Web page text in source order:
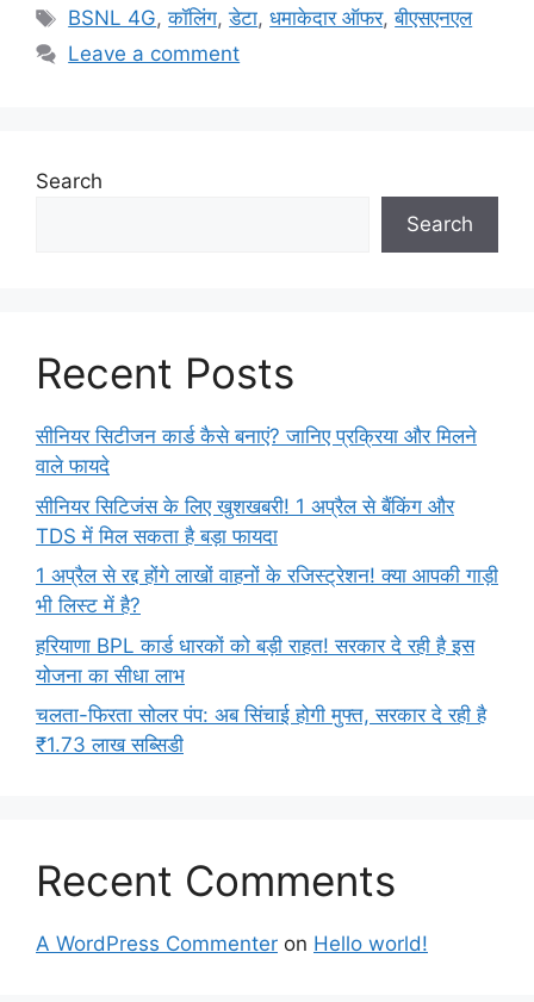
Tags
BSNL 4G,कॉलिंग,डेटा,धमाकेदार ऑफर,बीएसएनएल
Leave a comment
Search
Search
Recent Posts
सीनियर सिटीजन कार्ड कैसे बनाएं? जानिए प्रक्रिया और मिलने
वाले फायदे
सीनियर सिटिजंस के लिए खुशखबरी! 1 अप्रैल से बैंकिंग और
TDS में मिल सकता है बड़ा फायदा
1 अप्रैल से रद्द होंगे लाखों वाहनों के रजिस्ट्रेशन! क्या आपकी गाड़ी
भी लिस्ट में है?
हरियाणा BPL कार्ड धारकों को बड़ी राहत! सरकार दे रही है इस
योजना का सीधा लाभ
चलता-फिरता सोलर पंप: अब सिंचाई होगी मुफ्त, सरकार दे रही है
₹1.73 लाख सब्सिडी
Recent Comments
A WordPress Commenter on Hello world!